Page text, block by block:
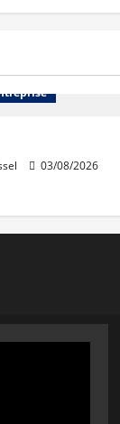
03/08/2026